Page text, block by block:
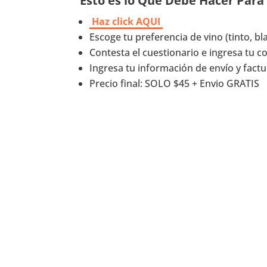
Haz click AQUI
Escoge tu preferencia de vino (tinto,
Contesta el cuestionario e ingresa tu
Ingresa tu información de envío y
Precio final: SOLO $45 + Envio GRATIS